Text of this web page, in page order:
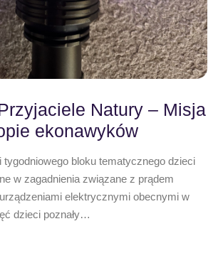
Natury – Misja
ekonawyków
tygodniowego bloku tematycznego dzieci
w zagadnienia związane z prądem
elektrycznymi obecnymi w
dzieci poznały…